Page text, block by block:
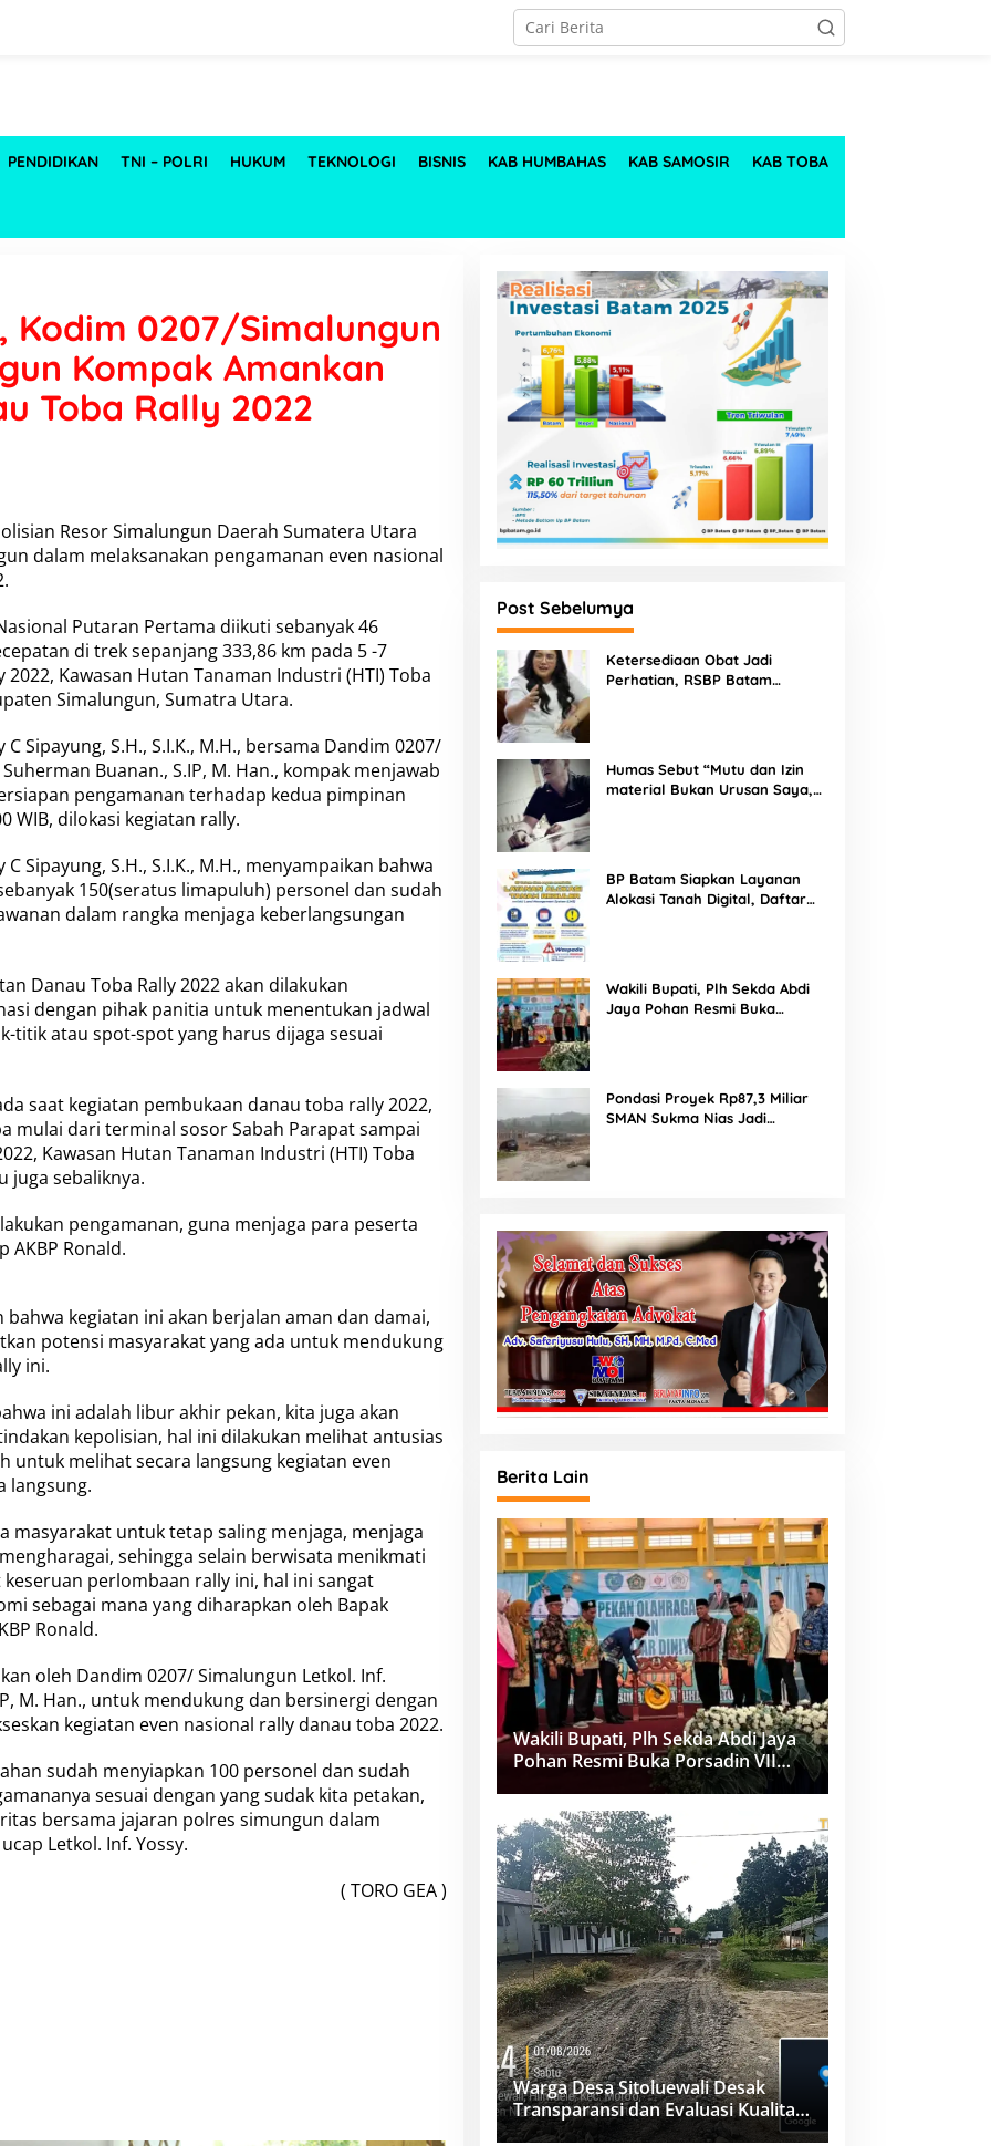
PENDIDIKAN TNI – POLRI HUKUM TEKNOLOGI BISNIS KAB HUMBAHAS KAB SAMOSIR KAB TOBA
Kodim 0207/Simalungun
Kompak Amankan
Toba Rally 2022
Resor Simalungun Daerah Sumatera Utara
dalam melaksanakan pengamanan even nasional
Putaran Pertama diikuti sebanyak 46
di trek sepanjang 333,86 km pada 5 -7
Kawasan Hutan Tanaman Industri (HTI) Toba
Simalungun, Sumatra Utara.
Sipayung, S.H., S.I.K., M.H., bersama Dandim 0207/
Buanan., S.IP, M. Han., kompak menjawab
pengamanan terhadap kedua pimpinan
WIB, dilokasi kegiatan rally.
Sipayung, S.H., S.I.K., M.H., menyampaikan bahwa
150(seratus limapuluh) personel dan sudah
dalam rangka menjaga keberlangsungan
Danau Toba Rally 2022 akan dilakukan
dengan pihak panitia untuk menentukan jadwal
titik atau spot-spot yang harus dijaga sesuai
saat kegiatan pembukaan danau toba rally 2022,
mulai dari terminal sosor Sabah Parapat sampai
Kawasan Hutan Tanaman Industri (HTI) Toba
juga sebaliknya.
pengamanan, guna menjaga para peserta
AKBP Ronald.
kegiatan ini akan berjalan aman dan damai,
potensi masyarakat yang ada untuk mendukung
ini.
ini adalah libur akhir pekan, kita juga akan
kepolisian, hal ini dilakukan melihat antusias
untuk melihat secara langsung kegiatan even
langsung.
masyarakat untuk tetap saling menjaga, menjaga
sehingga selain berwisata menikmati
perlombaan rally ini, hal ini sangat
sebagai mana yang diharapkan oleh Bapak
Ronald.
oleh Dandim 0207/ Simalungun Letkol. Inf.
M. Han., untuk mendukung dan bersinergi dengan
kegiatan even nasional rally danau toba 2022.
sudah menyiapkan 100 personel dan sudah
sesuai dengan yang sudak kita petakan,
bersama jajaran polres simungun dalam
Letkol. Inf. Yossy.
( TORO GEA )
Post Sebelumya
Ketersediaan Obat Jadi
Perhatian, RSBP Batam
Humas Sebut “Mutu dan Izin
material Bukan Urusan Saya,
BP Batam Siapkan Layanan
Alokasi Tanah Digital, Daftar
Wakili Bupati, Plh Sekda Abdi
Jaya Pohan Resmi Buka
Pondasi Proyek Rp87,3 Miliar
SMAN Sukma Nias Jadi
Berita Lain
Wakili Bupati, Plh Sekda Abdi Jaya
Pohan Resmi Buka Porsadin VII
Kabupaten Labuhanbatu
Warga Desa Sitoluewali Desak
Transparansi dan Evaluasi Kualitas
Proyek Jalan, Diduga Minim